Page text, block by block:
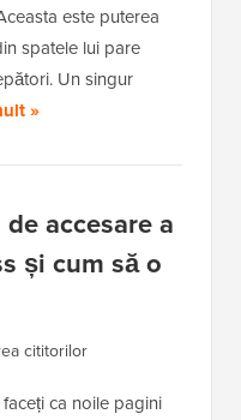
este puterea
spatele lui pare
Un singur
»
accesare a
și cum să o
cititorilor
ca noile pagini